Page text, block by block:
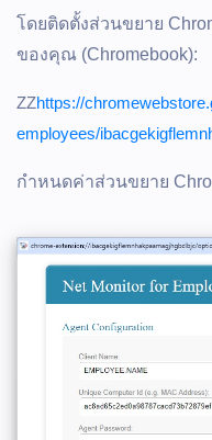
โดยติดตั้งส่วนขยาย
ของคุณ (Chromebook):
ZZhttps://
employees/
กำหนดค่าส่วนขยาย